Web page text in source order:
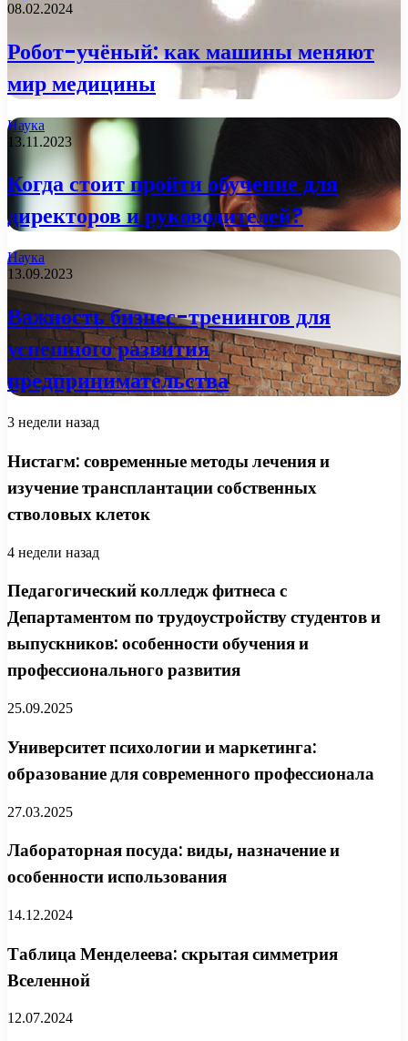
08.02.2024
Робот-учёный: как машины меняют
мир медицины
Наука
13.11.2023
Когда стоит пройти обучение для
директоров и руководителей?
Наука
13.09.2023
Важность бизнес-тренингов для
успешного развития
предпринимательства
3 недели назад
Нистагм: современные методы лечения и
изучение трансплантации собственных
стволовых клеток
4 недели назад
Педагогический колледж фитнеса с
Департаментом по трудоустройству студентов и
выпускников: особенности обучения и
профессионального развития
25.09.2025
Университет психологии и маркетинга:
образование для современного профессионала
27.03.2025
Лабораторная посуда: виды, назначение и
особенности использования
14.12.2024
Таблица Менделеева: скрытая симметрия
Вселенной
12.07.2024